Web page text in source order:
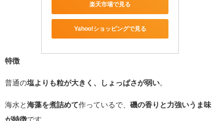
楽天市場で見る
Yahoo!ショッピングで見る
特徴
普通の塩よりも粒が大きく、しょっぱさが弱い。
海水と 海藻を煮詰めて作っているで、 磯の香りと力強いうま味
が特徴です。